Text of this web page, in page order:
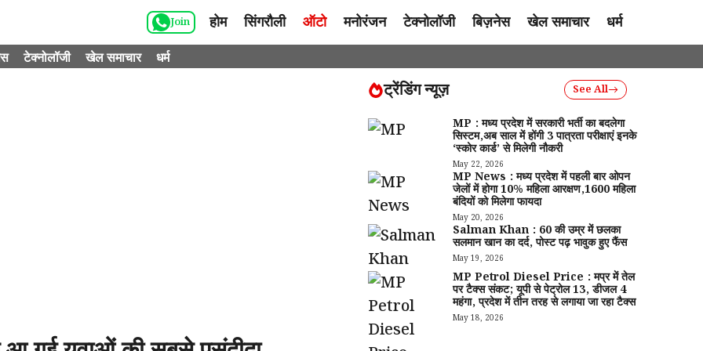
Join होम सिंगरौली ऑटो मनोरंजन टेक्नोलॉजी बिज़नेस खेल समाचार धर्म
टेक्नोलॉजी खेल समाचार धर्म
ट्रेंडिंग न्यूज़ See All
MP : मध्य प्रदेश में सरकारी भर्ती का बदलेगा
सिस्टम,अब साल में होंगी 3 पात्रता परीक्षाएं इनके
‘स्कोर कार्ड’ से मिलेगी नौकरी
May 22, 2026
MP News : मध्य प्रदेश में पहली बार ओपन
जेलों में होगा 10% महिला आरक्षण,1600 महिला
बंदियों को मिलेगा फायदा
May 20, 2026
Salman Khan : 60 की उम्र में छलका
सलमान खान का दर्द, पोस्ट पढ़ भावुक हुए फैंस
May 19, 2026
MP Petrol Diesel Price : मप्र में तेल
पर टैक्स संकट; यूपी से पेट्रोल ₹13, डीजल ₹4
महंगा, प्रदेश में तीन तरह से लगाया जा रहा टैक्स
May 18, 2026